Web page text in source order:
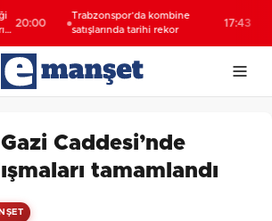
Trabzonspor’da kombine
satışlarında tarihi rekor
17:43
Caddesi’nde
tamamlandı